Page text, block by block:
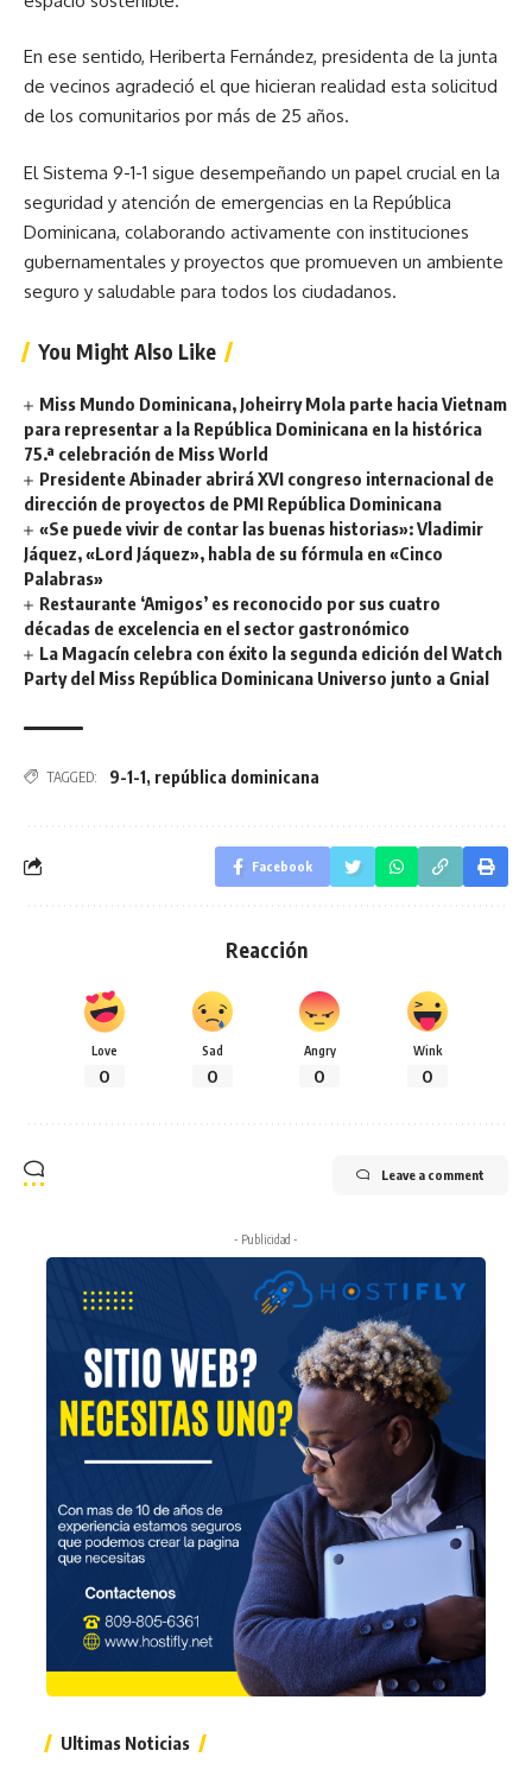
En ese sentido, Heriberta Fernández, presidenta de la junta
de vecinos agradeció el que hicieran realidad esta solicitud
de los comunitarios por más de 25 años.
El Sistema 9-1-1 sigue desempeñando un papel crucial en la
seguridad y atención de emergencias en la República
Dominicana, colaborando activamente con instituciones
gubernamentales y proyectos que promueven un ambiente
seguro y saludable para todos los ciudadanos.
You Might Also Like
Miss Mundo Dominicana, Joheirry Mola parte hacia Vietnam
para representar a la República Dominicana en la histórica
75.ª celebración de Miss World
Presidente Abinader abrirá XVI congreso internacional de
dirección de proyectos de PMI República Dominicana
«Se puede vivir de contar las buenas historias»: Vladimir
Jáquez, «Lord Jáquez», habla de su fórmula en «Cinco
Palabras»
Restaurante ‘Amigos’ es reconocido por sus cuatro
décadas de excelencia en el sector gastronómico
La Magacín celebra con éxito la segunda edición del Watch
Party del Miss República Dominicana Universo junto a Gnial
TAGGED: 9-1-1, república dominicana
Facebook
Reacción
Love
0
Sad
0
Angry
0
Wink
0
Leave a comment
- Publicidad -
Ultimas Noticias